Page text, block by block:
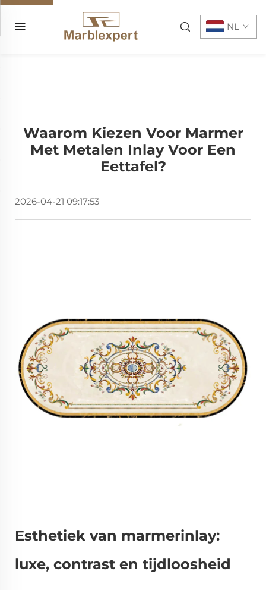
NL
Waarom Kiezen Voor Marmer
Met Metalen Inlay Voor Een
Eettafel?
2026-04-21 09:17:53
Esthetiek van marmerinlay:
luxe, contrast en tijdloosheid